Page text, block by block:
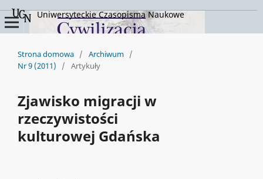
Uniwersyteckie Czasopisma Naukowe
Strona domowa / Archiwum /
Nr 9 (2011)
/ Artykuły
Zjawisko migracji w
rzeczywistości
kulturowej Gdańska